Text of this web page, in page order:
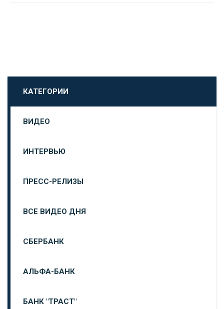
КАТЕГОРИИ
ВИДЕО
ИНТЕРВЬЮ
ПРЕСС-РЕЛИЗЫ
ВСЕ ВИДЕО ДНЯ
СБЕРБАНК
АЛЬФА-БАНК
БАНК "ТРАСТ"